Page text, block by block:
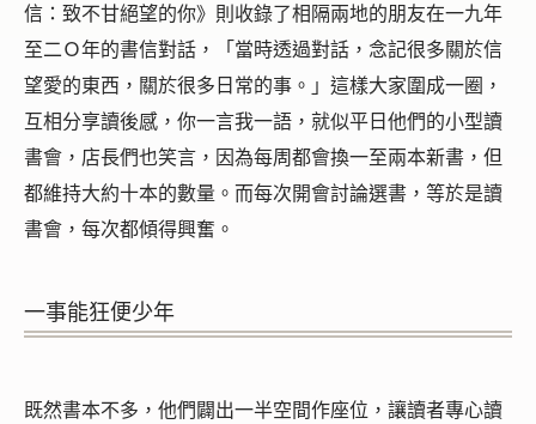
信：致不甘絕望的你》則收錄了相隔兩地的朋友在一九年
至二Ｏ年的書信對話，「當時透過對話，念記很多關於信
望愛的東西，關於很多日常的事。」這樣大家圍成一圈，
互相分享讀後感，你一言我一語，就似平日他們的小型讀
書會，店長們也笑言，因為每周都會換一至兩本新書，但
都維持大約十本的數量。而每次開會討論選書，等於是讀
書會，每次都傾得興奮。
一事能狂便少年
既然書本不多，他們闢出一半空間作座位，讓讀者專心讀